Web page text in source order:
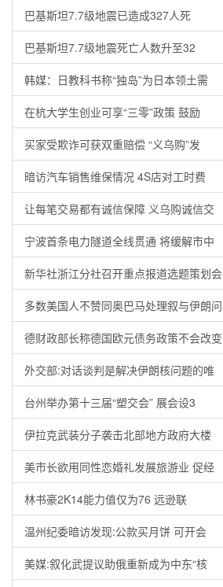
巴基斯坦7.7级地震已造成327人死
巴基斯坦7.7级地震死亡人数升至32
韩媒：日教科书称“独岛”为日本领土需
在杭大学生创业可享“三零”政策 鼓励
买家受欺诈可获双重赔偿 “义乌购”发
暗访汽车销售维保情况 4S店对工时费
让每笔交易都有诚信保障 义乌购诚信交
宁波首条电力隧道全线贯通 将缓解市中
新华社浙江分社召开重点报道选题策划会
多数美国人不赞同奥巴马处理叙与伊朗问
德财政部长称德国欧元债务政策不会改变
外交部:对话谈判是解决伊朗核问题的唯
台州举办第十三届“塑交会” 展会设3
伊拉克武装分子袭击北部地方政府大楼
美市长欲用同性恋婚礼发展旅游业 促经
林书豪2K14能力值仅为76 远逊联
温州纪委暗访发现:公款买月饼 可开会
美媒:叙化武提议助俄重新成为中东“核